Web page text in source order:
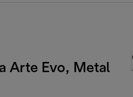
Arte Evo, Metal